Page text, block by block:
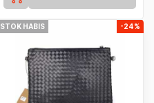
STOK HABIS -24%